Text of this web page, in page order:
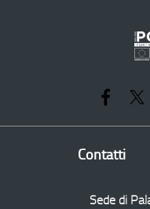
Operativo
Regionale
Contatti
Sede di